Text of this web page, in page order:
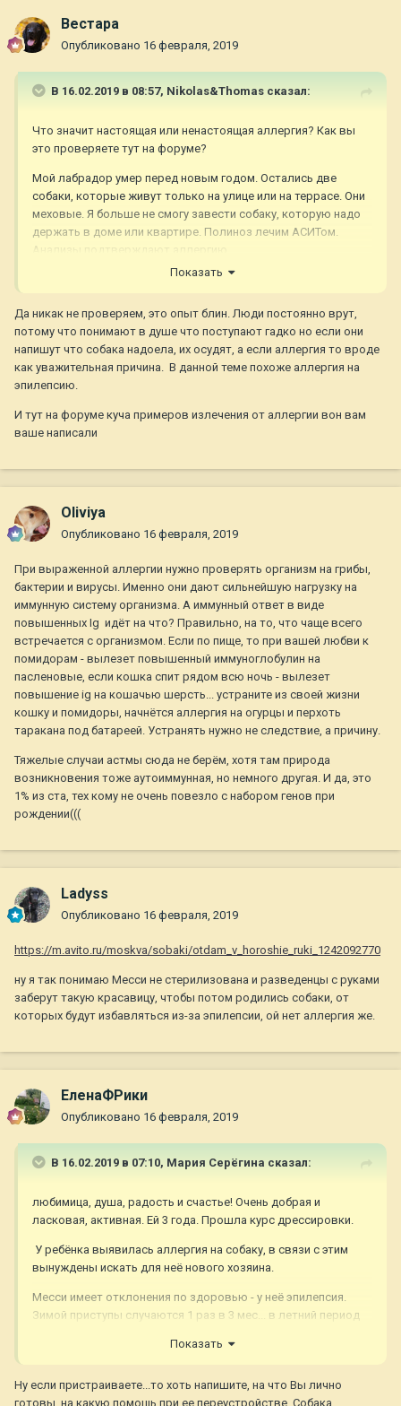
Вестара
Опубликовано 16 февраля, 2019
В 16.02.2019 в 08:57, Nikolas&Thomas сказал:
Что значит настоящая или ненастоящая аллергия? Как вы
это проверяете тут на форуме?
Мой лабрадор умер перед новым годом. Остались две
собаки, которые живут только на улице или на террасе. Они
меховые. Я больше не смогу завести собаку, которую надо
держать в доме или квартире. Полиноз лечим АСИТом.
Анализы подтверждают аллергию.
Показать
Да никак не проверяем, это опыт блин. Люди постоянно врут,
потому что понимают в душе что поступают гадко но если они
напишут что собака надоела, их осудят, а если аллергия то вроде
как уважительная причина. В данной теме похоже аллергия на
эпилепсию.
И тут на форуме куча примеров излечения от аллергии вон вам
ваше написали
Oliviya
Опубликовано 16 февраля, 2019
При выраженной аллергии нужно проверять организм на грибы,
бактерии и вирусы. Именно они дают сильнейшую нагрузку на
иммунную систему организма. А иммунный ответ в виде
повышенных Ig идёт на что? Правильно, на то, что чаще всего
встречается с организмом. Если по пище, то при вашей любви к
помидорам - вылезет повышенный иммуноглобулин на
пасленовые, если кошка спит рядом всю ночь - вылезет
повышение ig на кошачью шерсть... устраните из своей жизни
кошку и помидоры, начнётся аллергия на огурцы и перхоть
таракана под батареей. Устранять нужно не следствие, а причину.
Тяжелые случаи астмы сюда не берём, хотя там природа
возникновения тоже аутоиммунная, но немного другая. И да, это
1% из ста, тех кому не очень повезло с набором генов при
рождении(((
Ladyss
Опубликовано 16 февраля, 2019
https://m.avito.ru/moskva/sobaki/otdam_v_horoshie_ruki_1242092770
ну я так понимаю Месси не стерилизована и разведенцы с руками
заберут такую красавицу, чтобы потом родились собаки, от
которых будут избавляться из-за эпилепсии, ой нет аллергия же.
ЕленаФРики
Опубликовано 16 февраля, 2019
В 16.02.2019 в 07:10, Мария Серёгина сказал:
любимица, душа, радость и счастье! Очень добрая и
ласковая, активная. Ей 3 года. Прошла курс дрессировки.
У ребёнка выявилась аллергия на собаку, в связи с этим
вынуждены искать для неё нового хозяина.
Месси имеет отклонения по здоровью - у неё эпилепсия.
Зимой приступы случаются 1 раз в 3 мес... в летний период
Показать
Ну если пристраиваете...то хоть напишите, на что Вы лично
готовы..на какую помощь при ее переустройстве. Собака